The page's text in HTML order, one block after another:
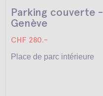
Parking couverte -
Genève
CHF 280.-
Place de parc intérieure